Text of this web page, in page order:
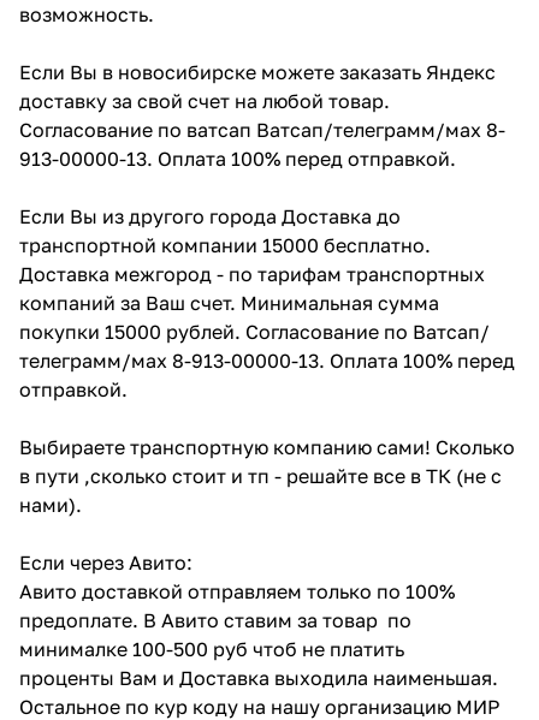
возможность.
Если Вы в новосибирске можете заказать Яндекс
доставку за свой счет на любой товар.
Согласование по ватсап Ватсап/телеграмм/мах 8-
913-00000-13. Оплата 100% перед отправкой.
Если Вы из другого города Доставка до
транспортной компании 15000 бесплатно.
Доставка межгород - по тарифам транспортных
компаний за Ваш счет. Минимальная сумма
покупки 15000 рублей. Согласование по Ватсап/
телеграмм/мах 8-913-00000-13. Оплата 100% перед
отправкой.
Выбираете транспортную компанию сами! Сколько
в пути ,сколько стоит и тп - решайте все в ТК (не с
нами).
Если через Авито:
Авито доставкой отправляем только по 100%
предоплате. В Авито ставим за товар по
минималке 100-500 руб чтоб не платить
проценты Вам и Доставка выходила наименьшая.
Остальное по кур коду на нашу организацию МИР